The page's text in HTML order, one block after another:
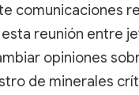
comunicaciones
reunión entre
opiniones
de minerales